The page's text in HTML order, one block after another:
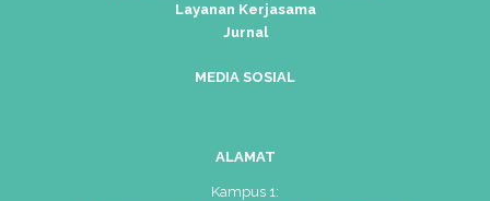
Layanan Kerjasama
Jurnal
MEDIA SOSIAL
ALAMAT
Kampus 1: